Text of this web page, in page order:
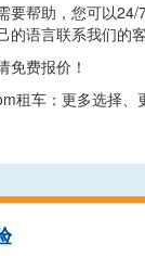
要帮助，您可以
语言联系我们的客
免费报价！
租车：更多选择、